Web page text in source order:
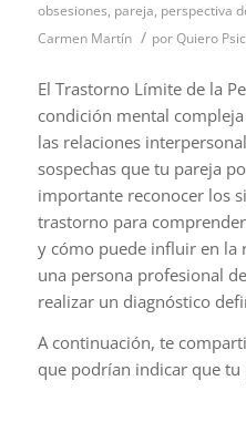
obsesiones, pareja, perspectiva
Carmen Martín / porQuiero
El Trastorno Límite de la
condición mental
las relaciones
sospechas que tu pareja
importante reconocer los
trastorno para
y cómo puede influir en la
una persona profesional
realizar un diagnóstico
A continuación, te
que podrían indicar que tu